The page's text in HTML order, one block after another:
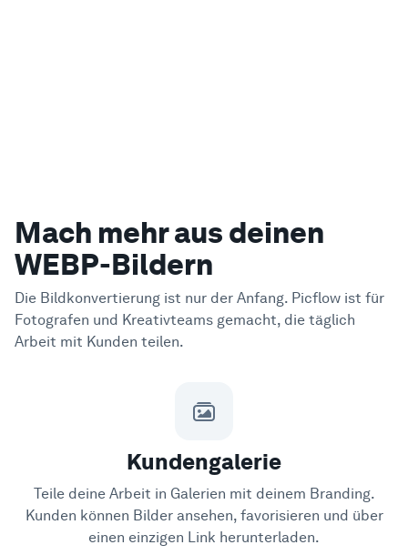
Mach mehr aus deinen
WEBP-Bildern
Die Bildkonvertierung ist nur der Anfang. Picflow ist für
Fotografen und Kreativteams gemacht, die täglich
Arbeit mit Kunden teilen.
Kundengalerie
Teile deine Arbeit in Galerien mit deinem Branding.
Kunden können Bilder ansehen, favorisieren und über
einen einzigen Link herunterladen.